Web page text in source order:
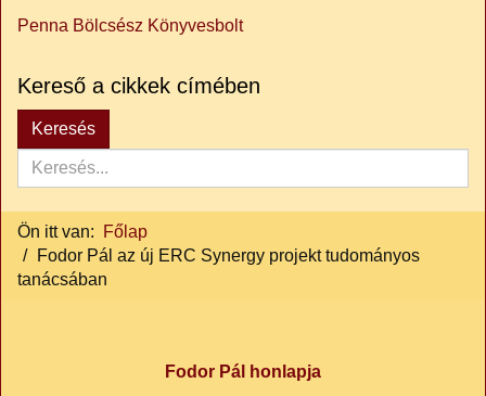
Penna Bölcsész Könyvesbolt
Kereső a cikkek címében
Keresés
Ön itt van:
Főlap
Fodor Pál az új ERC Synergy projekt tudományos
tanácsában
Fodor Pál honlapja